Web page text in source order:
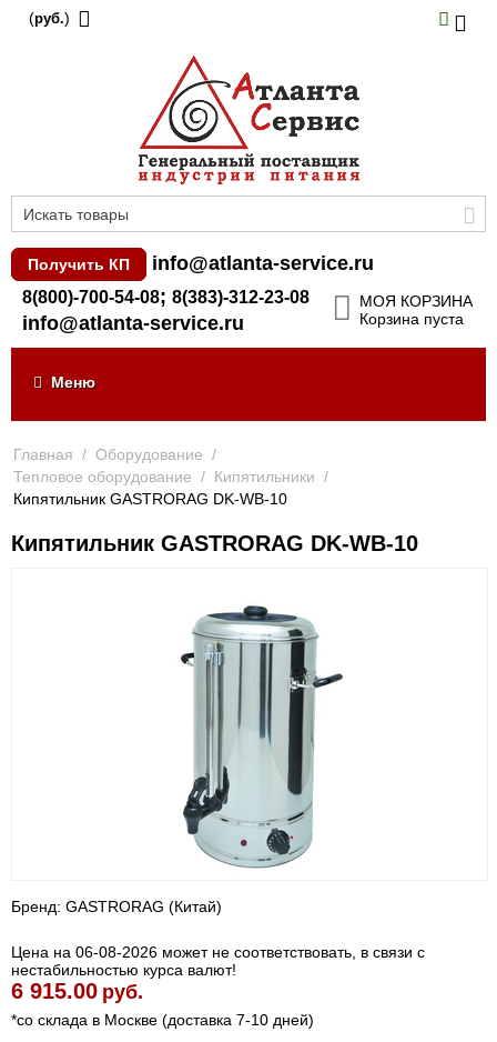
(руб.)
Получить КП info@atlanta-service.ru
8(800)-700-54-08; 8(383)-312-23-08
info@atlanta-service.ru
МОЯ КОРЗИНА
Корзина пуста
Меню
Главная / Оборудование /
Тепловое оборудование / Кипятильники /
Кипятильник GASTRORAG DK-WB-10
Кипятильник GASTRORAG DK-WB-10
Бренд: GASTRORAG (Китай)
Цена на 06-08-2026 может не соответствовать, в связи с
нестабильностью курса валют!
6 915.00 руб.
*со склада в Москве (доставка 7-10 дней)